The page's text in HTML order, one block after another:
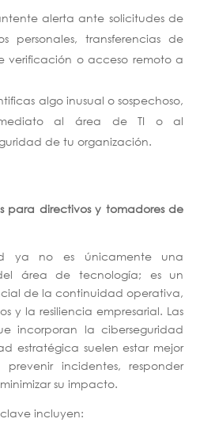
alerta ante solicitudes de
personales, transferencias de
verificación o acceso remoto a
algo inusual o sospechoso,
al área de TI o al
de tu organización.
para directivos y tomadores de
ya no es únicamente una
área de tecnología; es un
de la continuidad operativa,
y la resiliencia empresarial. Las
incorporan la ciberseguridad
estratégica suelen estar mejor
incidentes, responder
su impacto.
incluyen: